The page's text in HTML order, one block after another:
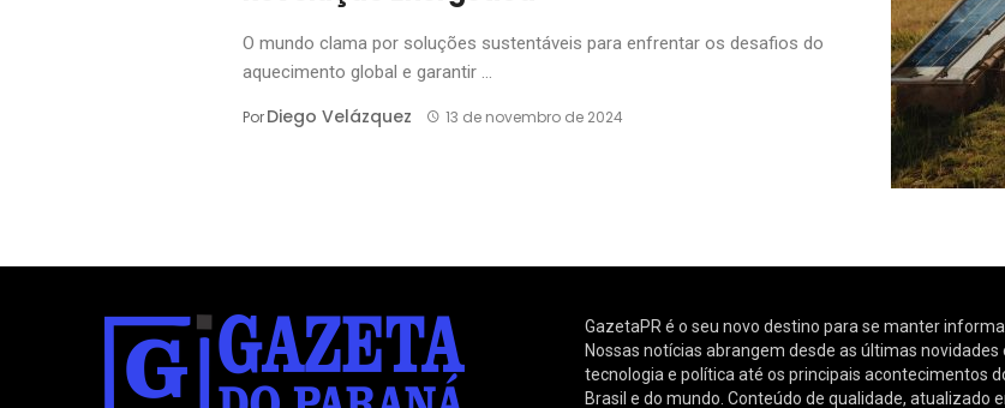
O mundo clama por soluções sustentáveis para enfrentar os desafios do
aquecimento global e garantir ...
PorDiego Velázquez 13 de novembro de 2024
GazetaPR é o seu novo destino para se manter
Nossas notícias abrangem desde as últimas novidades
tecnologia e política até os principais acontecimentos
Brasil e do mundo. Conteúdo de qualidade, atualizado